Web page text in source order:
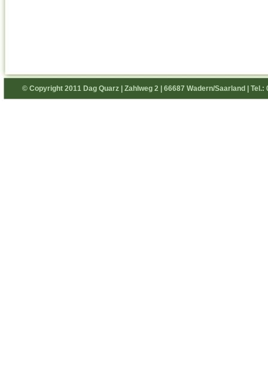
© Copyright 2011 Dag Quarz | Zahlweg 2 | 66687 Wadern/Saarland | Tel.: